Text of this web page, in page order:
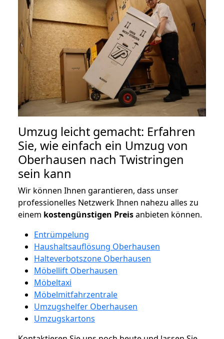
Umzug leicht gemacht: Erfahren
Sie, wie einfach ein Umzug von
Oberhausen nach Twistringen
sein kann
Wir können Ihnen garantieren, dass unser
professionelles Netzwerk Ihnen nahezu alles zu
einem kostengünstigen Preisanbieten können.
Entrümpelung
Haushaltsauflösung Oberhausen
Halteverbotszone Oberhausen
Möbellift Oberhausen
Möbeltaxi
Möbelmitfahrzentrale
Umzugshelfer Oberhausen
Umzugskartons